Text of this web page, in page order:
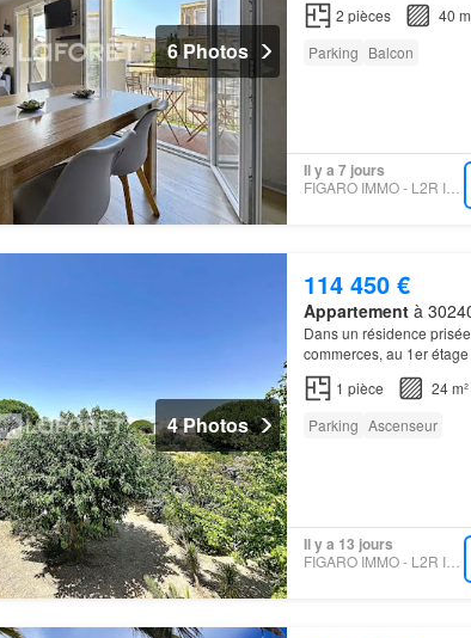
6 Photos
2 pièces
40
Parking Balcon
Il y a 7 jours
FIGARO IMMO - L2R IMMOBILIER
4 Photos
114 450 €
Appartementà
Dans un résidence
commerces, au 1er
1 pièce
24 m²
Parking Ascenseur
Il y a 13 jours
FIGARO IMMO - L2R IMMOBILIER